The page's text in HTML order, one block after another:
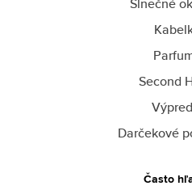
Slnečné
Second
Darčekové
Často